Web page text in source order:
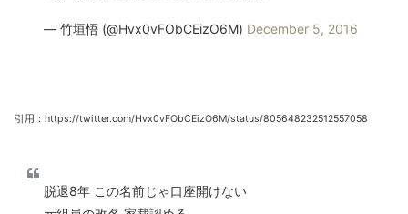
— 竹垣悟 (@Hvx0vFObCEizO6M) December 5, 2016
引用：https://twitter.com/Hvx0vFObCEizO6M/status/805648232512557058
脱退8年 この名前じゃ口座開けない